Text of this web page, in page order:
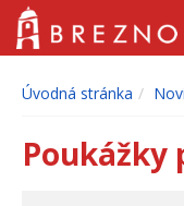
Úvodná stránka
Poukážky